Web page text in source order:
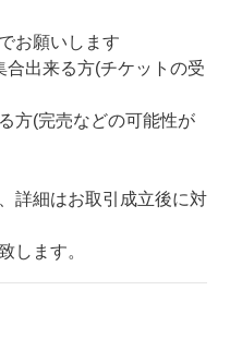
お願いします
合出来る方(チケットの受
方(完売などの可能性が
詳細はお取引成立後に対
します。